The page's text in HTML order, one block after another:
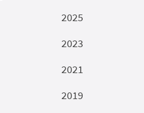
2025
2023
2021
2019